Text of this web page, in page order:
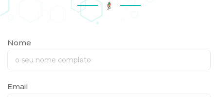
Nome
Email